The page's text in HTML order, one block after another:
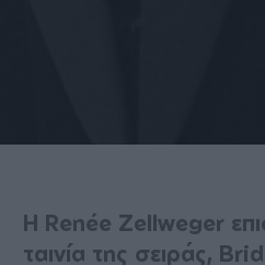
Η Renée Zellweger
ταινία της σειράς,